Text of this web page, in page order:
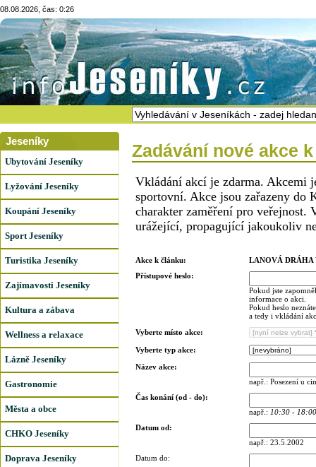
08.08.2026, čas: 0:26
Jeseníky
Ubytování Jeseníky
Lyžování Jeseníky
Koupání Jeseníky
Sport Jeseníky
Turistika Jeseníky
Zajímavosti Jeseníky
Kultura a zábava
Wellness a relaxace
Lázně Jeseníky
Gastronomie
Města a obce
CHKO Jeseníky
Doprava Jeseníky
Zadávání nové akce
Vkládání akcí je zdarma. Akcemi
sportovní. Akce jsou zařazeny do
charakter zaměření pro veřejnost.
urážející, propagující jakoukoliv
Akce k článku:
LANOVÁ DRÁHA
Přístupové heslo:
Pokud jste
informace o akci.
Pokud heslo
a tedy i vkládání
Vyberte místo akce:
Vyberte typ akce:
Název akce:
např.: Posezení u
Čas konání (od - do):
např.: 10:30 - 18:00
Datum od:
např.: 23.5.2002
Datum do: